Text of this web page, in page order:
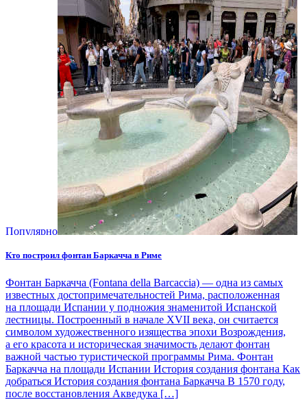
Популярно
Кто построил фонтан Баркачча в Риме
Фонтан Баркачча (Fontana della Barcaccia) — одна из самых
известных достопримечательностей Рима, расположенная
на площади Испании у подножия знаменитой Испанской
лестницы. Построенный в начале XVII века, он считается
символом художественного изящества эпохи Возрождения,
а его красота и историческая значимость делают фонтан
важной частью туристической программы Рима. Фонтан
Баркачча на площади Испании История создания фонтана Как
добраться История создания фонтана Баркачча В 1570 году,
после восстановления Акведука […]